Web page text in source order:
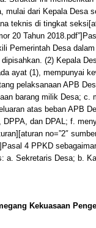
mulai dari Kepala Desa
teknis di tingkat
20 Tahun
Pemerintah Desa
(2) Kepala
ayat (1), mempunyai
pelaksanaan APB
barang milik Desa; c.
atas beban APB
DPPA, dan DPAL; f.
no=”2″
4 PPKD
a. Sekretaris Desa; b.
Kekuasaan